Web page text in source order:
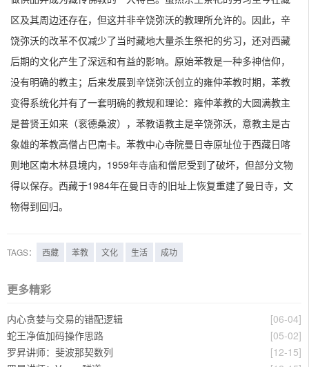
区及其周边还存在，但这并非辛饶弥沃的教理所允许的。因此，辛
饶弥沃的改革不仅减少了当时藏地大量杀生祭祀的劣习，还对西藏
后期的文化产生了深远和有益的影响。原始苯教是一种多神信仰，
没有明确的教主；后来发展到辛饶弥沃创立的雍仲苯教时期，苯教
变得系统化并有了一套明确的教规和理论：雍仲苯教的大圆满教主
是普贤王如来（衮德桑波），苯教语教主是辛饶弥沃，意教主是古
象雄的苯教高僧占巴南卡。苯教中心寺院曼日寺原址位于西藏日喀
则地区南木林县境内，1959年寺庙和僧尼受到了破坏，但部分文物
得以保存。西藏于1984年在曼日寺的旧址上恢复重建了曼日寺，文
物得到回归。
TAGS： 西藏 苯教 文化 生活 成功
更多精彩
[06-04]
内心贪婪与交易的错配逻辑
[05-02]
蛇王净值加码操作思路
[12-15]
罗昇讲师：斐波那契数列